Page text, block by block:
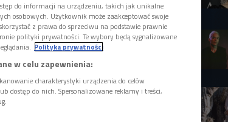
do informacji na urządzeniu, takich jak unikalne
osobowych. Użytkownik może zaakceptować swoje
z prawa do sprzeciwu na podstawie prawnie
polityki prywatności. Te wybory będą sygnalizowane
Polityka prywatności
w celu zapewnienia:
charakterystyki urządzenia do celów
dostęp do nich. Spersonalizowane reklamy i treści,